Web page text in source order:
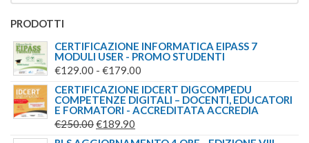
PRODOTTI
CERTIFICAZIONE INFORMATICA EIPASS 7
MODULI USER - PROMO STUDENTI
€129.00 - €179.00
DI
PREZZO:
CERTIFICAZIONE IDCERT DIGCOMPEDU
COMPETENZE DIGITALI – DOCENTI, EDUCATORI
E FORMATORI - ACCREDITATA ACCREDIA
€250.00IL
PREZZO
€189.90
PREZZO